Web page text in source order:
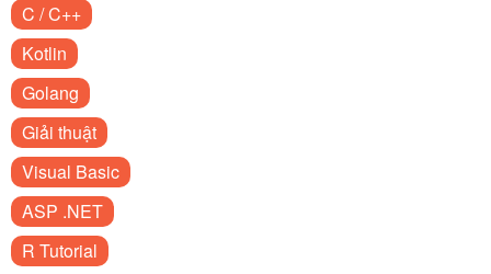
C / C++
Kotlin
Golang
Giải thuật
Visual Basic
ASP .NET
R Tutorial